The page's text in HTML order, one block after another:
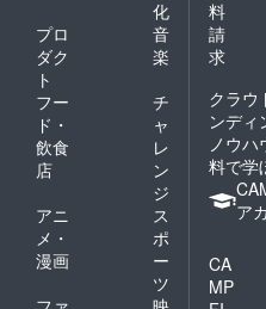
化
プロ
ダク
ト
音
楽
フー
ド・
飲食
店
チ
ャ
レ
ン
ジ
アニ
メ・
漫画
ス
ポ
ー
ツ
料
請
求
クラウ
ンディ
ノウハ
料で学
ア
CA
MP